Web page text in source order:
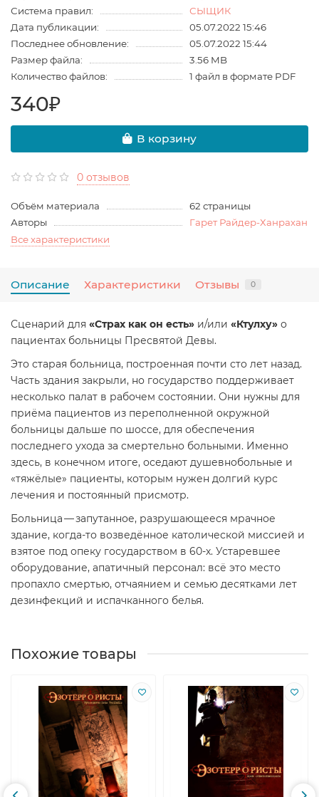
Система правил:
СЫЩИК
Дата публикации:
05.07.2022 15:46
Последнее обновление:
05.07.2022 15:44
Размер файла:
3.56 MB
Количество файлов:
1 файл в формате PDF
340₽
В корзину
0 отзывов
Объём материала
62 страницы
Авторы
Гарет Райдер-Ханрахан
Все характеристики
Описание Характеристики Отзывы 0
Сценарий для «Страх как он есть» и/или «Ктулху» о
пациентах больницы Пресвятой Девы.
Это старая больница, построенная почти сто лет назад.
Часть здания закрыли, но государство поддерживает
несколько палат в рабочем состоянии. Они нужны для
приёма пациентов из переполненной окружной
больницы дальше по шоссе, для обеспечения
последнего ухода за смертельно больными. Именно
здесь, в конечном итоге, оседают душевнобольные и
«тяжёлые» пациенты, которым нужен долгий курс
лечения и постоянный присмотр.
Больница — запутанное, разрушающееся мрачное
здание, когда-то возведённое католической миссией и
взятое под опеку государством в 60-х. Устаревшее
оборудование, апатичный персонал: всё это место
пропахло смертью, отчаянием и семью десятками лет
дезинфекций и испачканного белья.
Похожие товары